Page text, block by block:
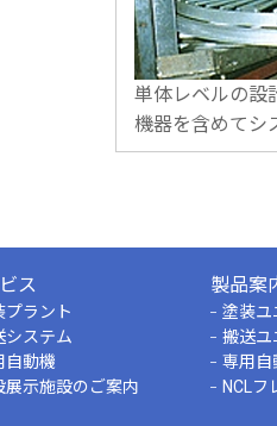
単体レベルの設
機器を含めてシ
ス
プラント
システム
自動機
展示施設のご案内
製品案
塗装ユ
搬送ユ
専用自
NCLフ